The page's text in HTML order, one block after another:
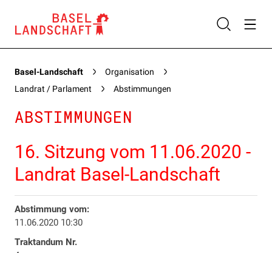
Basel-Landschaft
Organisation
Landrat / Parlament
Abstimmungen
ABSTIMMUNGEN